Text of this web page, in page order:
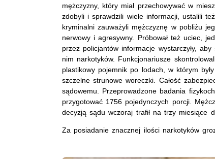
mężczyzny, który miał przechowywać w
zdobyli i sprawdzili wiele informacji, ustalili
kryminalni zauważyli mężczyznę w pobliżu
nerwowy i agresywny. Próbował też uciec,
przez policjantów informacje wystarczyły,
nim narkotyków. Funkcjonariusze
plastikowy pojemnik po lodach, w którym
szczelne strunowe woreczki. Całość
sądowemu. Przeprowadzone badania
przygotować 1756 pojedynczych porcji.
decyzją sądu wczoraj trafił na trzy miesiące
Za posiadanie znacznej ilości narkotyków